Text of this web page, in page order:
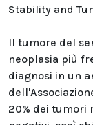
Stability and
Il tumore del
neoplasia più
diagnosi in un
20% dei tumori